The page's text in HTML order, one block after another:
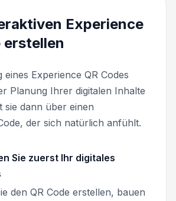
Experience
erstellen
eines Experience QR Codes
Planung Ihrer digitalen Inhalte
sie dann über einen
der sich natürlich anfühlt.
Sie zuerst Ihr digitales
den QR Code erstellen, bauen